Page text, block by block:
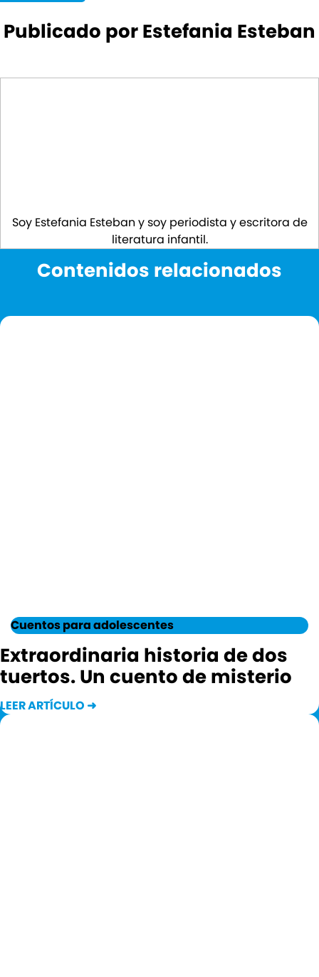
Publicado por Estefania Esteban
Soy Estefania Esteban y soy periodista y escritora de
literatura infantil.
Contenidos relacionados
Cuentos para adolescentes
Extraordinaria historia de dos
tuertos. Un cuento de misterio
LEER ARTÍCULO ➜